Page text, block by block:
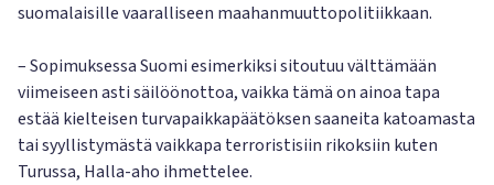
suomalaisille vaaralliseen maahanmuuttopolitiikkaan.
– Sopimuksessa Suomi esimerkiksi sitoutuu välttämään
viimeiseen asti säilöönottoa, vaikka tämä on ainoa tapa
estää kielteisen turvapaikkapäätöksen saaneita katoamasta
tai syyllistymästä vaikkapa terroristisiin rikoksiin kuten
Turussa, Halla-aho ihmettelee.